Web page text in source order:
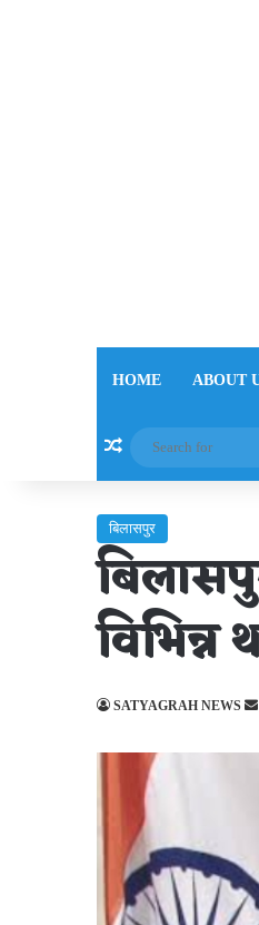
HOME ABOUT
Random Article
बिलासपुर
विभिन्न
SATYAGRAH NEWS